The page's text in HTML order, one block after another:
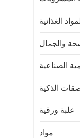
الغذائية
والجمال
الصناعية
الذكية
علبة ورقية
مواد